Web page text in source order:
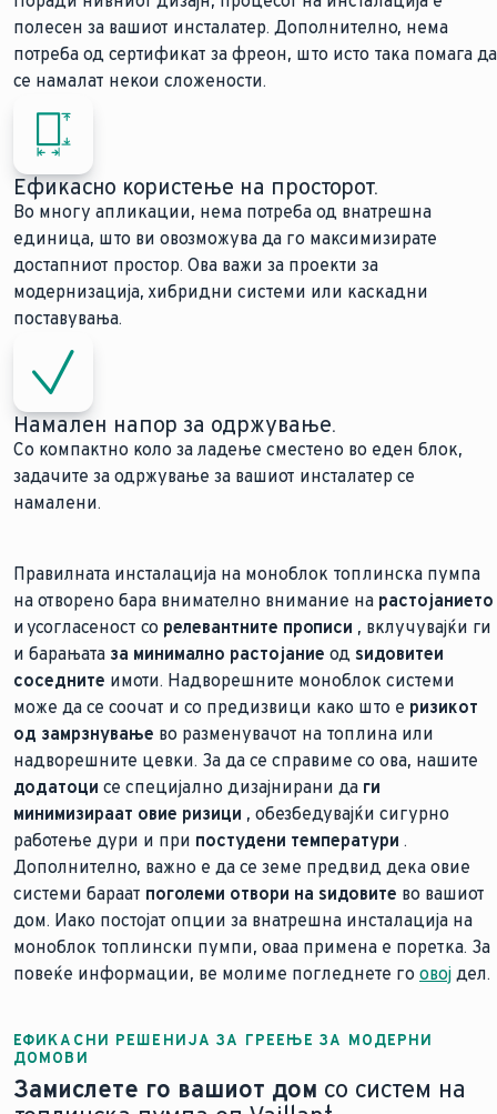
полесен за вашиот инсталатер. Дополнително, нема
потреба од сертификат за фреон, што исто така помага да
се намалат некои сложености.
Ефикасно користење на просторот.
Во многу апликации, нема потреба од внатрешна
единица, што ви овозможува да го максимизирате
достапниот простор. Ова важи за проекти за
модернизација, хибридни системи или каскадни
поставувања.
Намален напор за одржување.
Со компактно коло за ладење сместено во еден блок,
задачите за одржување за вашиот инсталатер се
намалени.
Правилната инсталација на моноблок топлинска пумпа
на отворено бара внимателно внимание на растојанието
и усогласеност со релевантните прописи , вклучувајќи ги
и барањата за минимално растојание од ѕидовитеи
соседните имоти. Надворешните моноблок системи
може да се соочат и со предизвици како што е ризикот
од замрзнување во разменувачот на топлина или
надворешните цевки. За да се справиме со ова, нашите
додатоци се специјално дизајнирани да ги
минимизираат овие ризици , обезбедувајќи сигурно
работење дури и при постудени температури .
Дополнително, важно е да се земе предвид дека овие
системи бараат поголеми отвори на ѕидовите во вашиот
дом. Иако постојат опции за внатрешна инсталација на
моноблок топлински пумпи, оваа примена е поретка. За
повеќе информации, ве молиме погледнете го овој дел.
ЕФИКАСНИ РЕШЕНИЈА ЗА ГРЕЕЊЕ ЗА МОДЕРНИ
ДОМОВИ
Замислете го вашиот дом со систем на